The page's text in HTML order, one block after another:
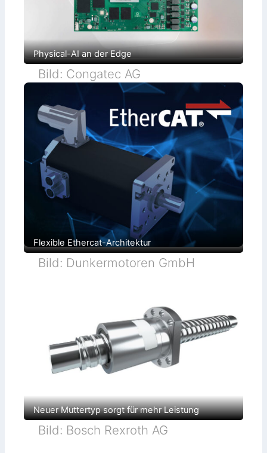
Physical-AI an der Edge
Bild: Congatec AG
Flexible Ethercat-Architektur
Bild: Dunkermotoren GmbH
Neuer Muttertyp sorgt für mehr Leistung
Bild: Bosch Rexroth AG